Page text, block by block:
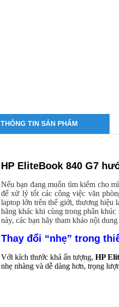
THÔNG TIN SẢN PHẨM
HP EliteBook 840 G7
Nếu bạn đang muốn tìm kiếm cho
để xử lý tốt các công việc văn
laptop lớn trên thế giới, thương hiệu
hãng khác khi cùng trong phân
này, các bạn hãy tham khảo nội
Thay đổi “nhẹ” trong
Với kích thước khá ấn tượng,HP
nhẹ nhàng và dễ dàng hơn, trọng